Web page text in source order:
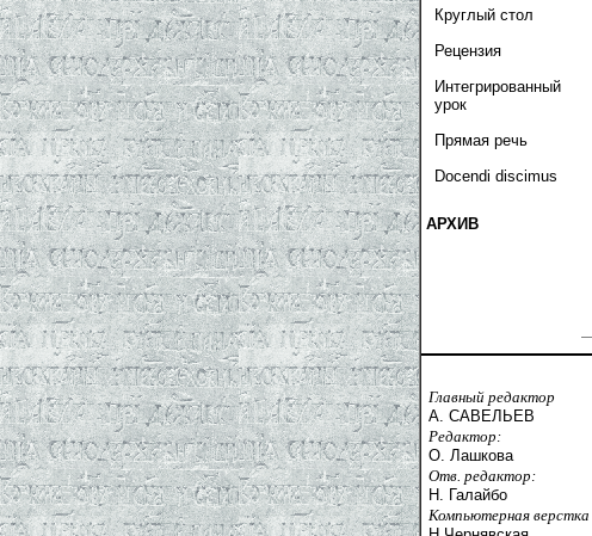
Круглый стол
Рецензия
Интегрированный
урок
Прямая речь
Docendi discimus
АРХИВ
Главный редактор
А. САВЕЛЬЕВ
Редактор:
О. Лашкова
Отв. редактор:
Н. Галайбо
Компьютерная верстка